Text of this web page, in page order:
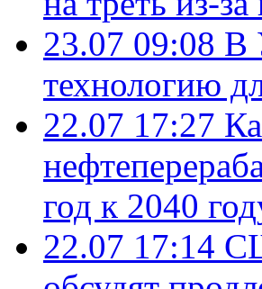
23.07 09:08 В
технологию
22.07 17:27
год к 2040
22.07 17:14